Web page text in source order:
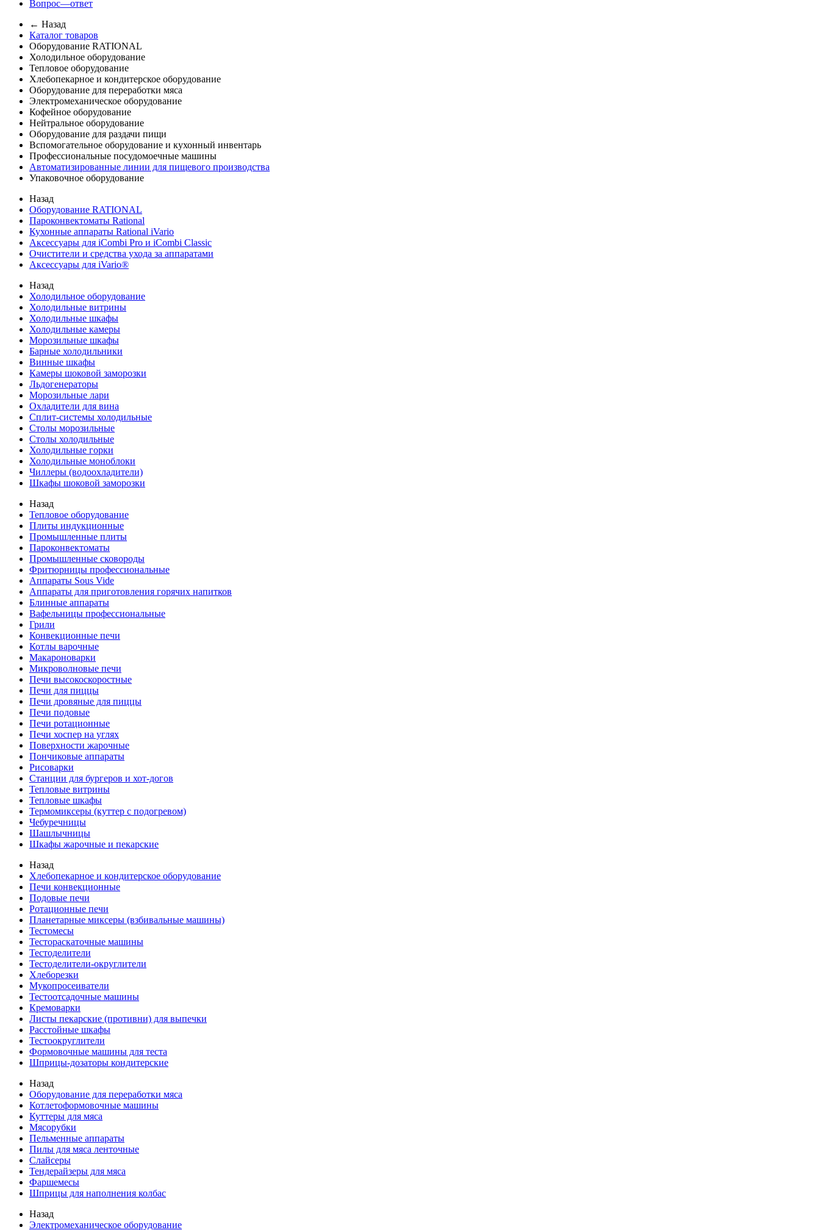
Вопрос—ответ
← Назад
Каталог товаров
Оборудование RATIONAL
Холодильное оборудование
Тепловое оборудование
Хлебопекарное и кондитерское оборудование
Оборудование для переработки мяса
Электромеханическое оборудование
Кофейное оборудование
Нейтральное оборудование
Оборудование для раздачи пищи
Вспомогательное оборудование и кухонный инвентарь
Профессиональные посудомоечные машины
Автоматизированные линии для пищевого производства
Упаковочное оборудование
Назад
Оборудование RATIONAL
Пароконвектоматы Rational
Кухонные аппараты Rational iVario
Аксессуары для iCombi Pro и iCombi Classic
Очистители и средства ухода за аппаратами
Аксессуары для iVario®
Назад
Холодильное оборудование
Холодильные витрины
Холодильные шкафы
Холодильные камеры
Морозильные шкафы
Барные холодильники
Винные шкафы
Камеры шоковой заморозки
Льдогенераторы
Морозильные лари
Охладители для вина
Сплит-системы холодильные
Столы морозильные
Столы холодильные
Холодильные горки
Холодильные моноблоки
Чиллеры (водоохладители)
Шкафы шоковой заморозки
Назад
Тепловое оборудование
Плиты индукционные
Промышленные плиты
Пароконвектоматы
Промышленные сковороды
Фритюрницы профессиональные
Аппараты Sous Vide
Аппараты для приготовления горячих напитков
Блинные аппараты
Вафельницы профессиональные
Грили
Конвекционные печи
Котлы варочные
Макароноварки
Микроволновые печи
Печи высокоскоростные
Печи для пиццы
Печи дровяные для пиццы
Печи подовые
Печи ротационные
Печи хоспер на углях
Поверхности жарочные
Пончиковые аппараты
Рисоварки
Станции для бургеров и хот-догов
Тепловые витрины
Тепловые шкафы
Термомиксеры (куттер с подогревом)
Чебуречницы
Шашлычницы
Шкафы жарочные и пекарские
Назад
Хлебопекарное и кондитерское оборудование
Печи конвекционные
Подовые печи
Ротационные печи
Планетарные миксеры (взбивальные машины)
Тестомесы
Тестораскаточные машины
Тестоделители
Тестоделители-округлители
Хлеборезки
Мукопросеиватели
Тестоотсадочные машины
Кремоварки
Листы пекарские (противни) для выпечки
Расстойные шкафы
Тестоокруглители
Формовочные машины для теста
Шприцы-дозаторы кондитерские
Назад
Оборудование для переработки мяса
Котлетоформовочные машины
Куттеры для мяса
Мясорубки
Пельменные аппараты
Пилы для мяса ленточные
Слайсеры
Тендерайзеры для мяса
Фаршемесы
Шприцы для наполнения колбас
Назад
Электромеханическое оборудование